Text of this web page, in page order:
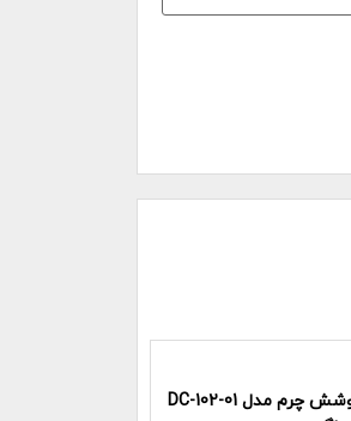
صندلی غذاخوری با پوشش چرم مدل DC-102-01